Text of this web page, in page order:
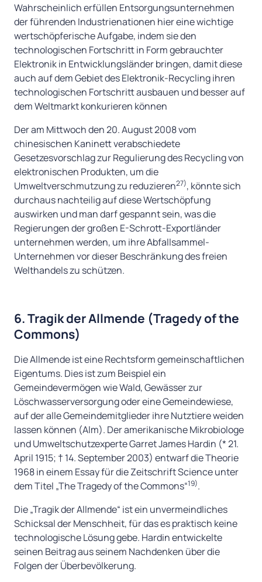
Wahrscheinlich erfüllen Entsorgungsunternehmen
der führenden Industrienationen hier eine wichtige
wertschöpferische Aufgabe, indem sie den
technologischen Fortschritt in Form gebrauchter
Elektronik in Entwicklungsländer bringen, damit diese
auch auf dem Gebiet des Elektronik-Recycling ihren
technologischen Fortschritt ausbauen und besser auf
dem Weltmarkt konkurieren können
Der am Mittwoch den 20. August 2008 vom
chinesischen Kaninett verabschiedete
Gesetzesvorschlag zur Regulierung des Recycling von
elektronischen Produkten, um die
Umweltverschmutzung zu reduzieren27), könnte sich
durchaus nachteilig auf diese Wertschöpfung
auswirken und man darf gespannt sein, was die
Regierungen der großen E-Schrott-Exportländer
unternehmen werden, um ihre Abfallsammel-
Unternehmen vor dieser Beschränkung des freien
Welthandels zu schützen.
6. Tragik der Allmende (Tragedy of the
Commons)
Die Allmende ist eine Rechtsform gemeinschaftlichen
Eigentums. Dies ist zum Beispiel ein
Gemeindevermögen wie Wald, Gewässer zur
Löschwasserversorgung oder eine Gemeindewiese,
auf der alle Gemeindemitglieder ihre Nutztiere weiden
lassen können (Alm). Der amerikanische Mikrobiologe
und Umweltschutzexperte Garret James Hardin (* 21.
April 1915; † 14. September 2003) entwarf die Theorie
1968 in einem Essay für die Zeitschrift Science unter
dem Titel „The Tragedy of the Commons“19).
Die „Tragik der Allmende“ ist ein unvermeindliches
Schicksal der Menschheit, für das es praktisch keine
technologische Lösung gebe. Hardin entwickelte
seinen Beitrag aus seinem Nachdenken über die
Folgen der Überbevölkerung.